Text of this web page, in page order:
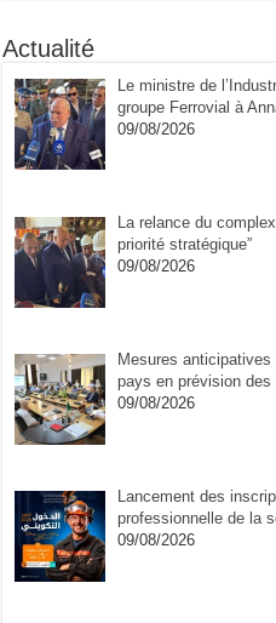
Actualité
Le ministre de
groupe Ferrovial à
09/08/2026
La relance du
priorité stratégique”
09/08/2026
Mesures
pays en prévision des
09/08/2026
Lancement des
professionnelle de la
09/08/2026